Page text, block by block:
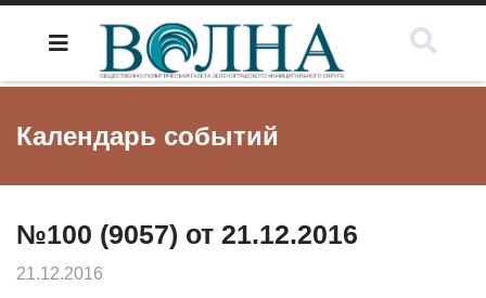
Календарь событий
№100 (9057) от 21.12.2016
21.12.2016